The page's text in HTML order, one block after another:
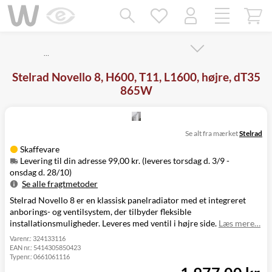
…
Stelrad Novello 8, H600, T11, L1600, højre, dT35
865W
Skaffevare
Levering til din adresse 99,00 kr. (leveres torsdag d. 3/9 -
onsdag d. 28/10)
Se alle fragtmetoder
Metode
Pris
Leveres
Levering til
din adresse
99,00 kr.
Torsdag d. 3/9 -
onsdag d. 28/10
Click&Collect
i Svenstrup
(9230)
Se alt fra mærketStelrad
Stelrad Novello 8 er en klassisk panelradiator med et integreret
anborings- og ventilsystem, der tilbyder fleksible
installationsmuligheder. Leveres med ventil i højre side. Læs mere…
Varenr.: 324133116
EAN nr.: 5414305850423
Typenr.: 0661061116
Mangler chatten?
Ret samtykke!